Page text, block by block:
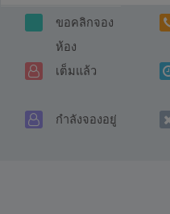
ขอคลิกจอง
ห้อง
เต็มแล้ว
กำลังจองอยู่